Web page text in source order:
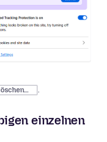
.
einzelnen